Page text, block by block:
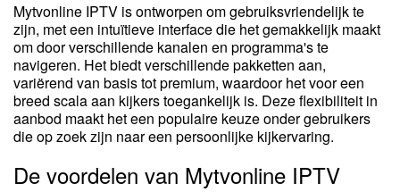
Mytvonline IPTV is ontworpen om gebruiksvriendelijk te
zijn, met een intuïtieve interface die het gemakkelijk maakt
om door verschillende kanalen en programma's te
navigeren. Het biedt verschillende pakketten aan,
variërend van basis tot premium, waardoor het voor een
breed scala aan kijkers toegankelijk is. Deze flexibiliteit in
aanbod maakt het een populaire keuze onder gebruikers
die op zoek zijn naar een persoonlijke kijkervaring.
De voordelen van Mytvonline IPTV